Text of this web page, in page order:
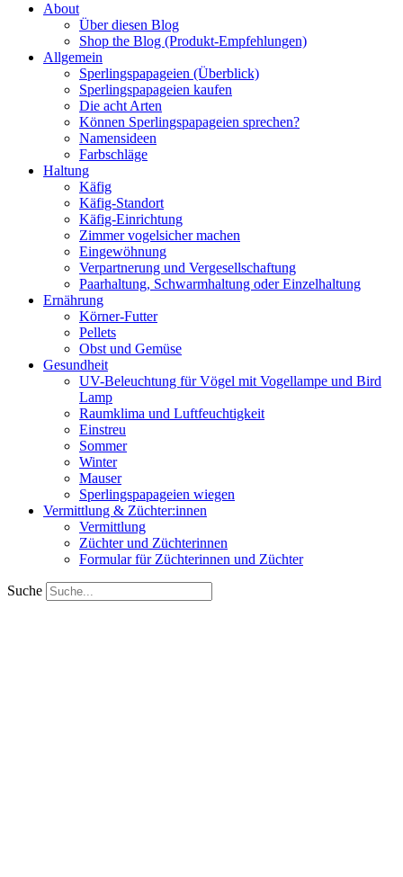
About
Über diesen Blog
Shop the Blog (Produkt-Empfehlungen)
Allgemein
Sperlingspapageien (Überblick)
Sperlingspapageien kaufen
Die acht Arten
Können Sperlingspapageien sprechen?
Namensideen
Farbschläge
Haltung
Käfig
Käfig-Standort
Käfig-Einrichtung
Zimmer vogelsicher machen
Eingewöhnung
Verpartnerung und Vergesellschaftung
Paarhaltung, Schwarmhaltung oder Einzelhaltung
Ernährung
Körner-Futter
Pellets
Obst und Gemüse
Gesundheit
UV-Beleuchtung für Vögel mit Vogellampe und Bird
Lamp
Raumklima und Luftfeuchtigkeit
Einstreu
Sommer
Winter
Mauser
Sperlingspapageien wiegen
Vermittlung & Züchter:innen
Vermittlung
Züchter und Züchterinnen
Formular für Züchterinnen und Züchter
Suche